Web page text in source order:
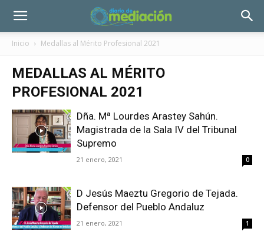
Inicio Medallas al Mérito Profesional 2021
MEDALLAS AL MÉRITO
PROFESIONAL 2021
Dña. Mª Lourdes Arastey Sahún.
Magistrada de la Sala IV del Tribunal
Supremo
21 enero, 2021 0
D Jesús Maeztu Gregorio de Tejada.
Defensor del Pueblo Andaluz
21 enero, 2021 1